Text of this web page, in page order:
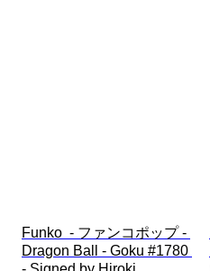
Funko  - ファンコポップ -
Dragon Ball - Goku #1780